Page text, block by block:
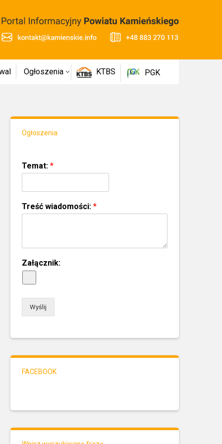
Ogłoszenia KTBS PGK
Ogłoszenia
Temat: *
Treść wiadomości: *
Załącznik:
Wyślij
FACEBOOK